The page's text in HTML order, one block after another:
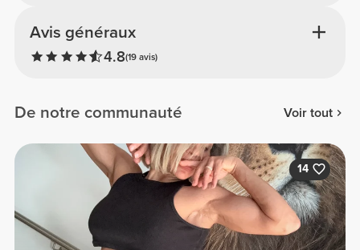
Avis généraux
4.8(19 avis)
De notre communauté Voir tout
14